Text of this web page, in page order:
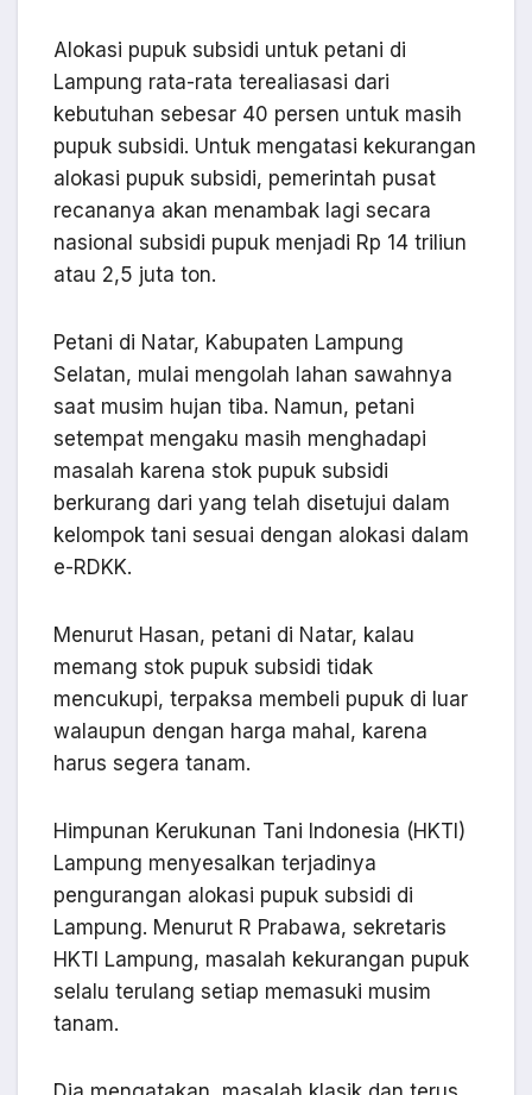
Alokasi pupuk subsidi untuk petani di
Lampung rata-rata terealiasasi dari
kebutuhan sebesar 40 persen untuk masih
pupuk subsidi. Untuk mengatasi kekurangan
alokasi pupuk subsidi, pemerintah pusat
recananya akan menambak lagi secara
nasional subsidi pupuk menjadi Rp 14 triliun
atau 2,5 juta ton.
Petani di Natar, Kabupaten Lampung
Selatan, mulai mengolah lahan sawahnya
saat musim hujan tiba. Namun, petani
setempat mengaku masih menghadapi
masalah karena stok pupuk subsidi
berkurang dari yang telah disetujui dalam
kelompok tani sesuai dengan alokasi dalam
e-RDKK.
Menurut Hasan, petani di Natar, kalau
memang stok pupuk subsidi tidak
mencukupi, terpaksa membeli pupuk di luar
walaupun dengan harga mahal, karena
harus segera tanam.
Himpunan Kerukunan Tani Indonesia (HKTI)
Lampung menyesalkan terjadinya
pengurangan alokasi pupuk subsidi di
Lampung. Menurut R Prabawa, sekretaris
HKTI Lampung, masalah kekurangan pupuk
selalu terulang setiap memasuki musim
tanam.